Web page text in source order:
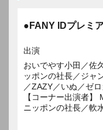
●FANY IDプレミ
出演
おいでやす小田／佐
ッポンの社長／ジャ
／ZAZY／いぬ／ゼ
【コーナー出演者】
ニッポンの社長／軟